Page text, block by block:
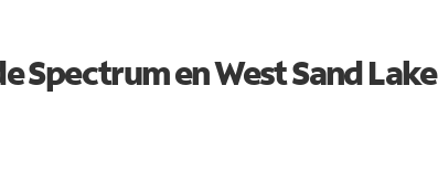
Spectrum enWest Sand Lake